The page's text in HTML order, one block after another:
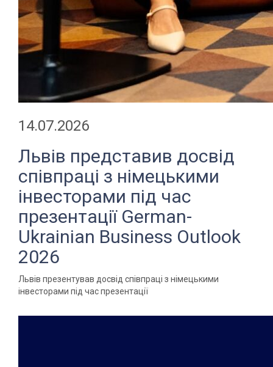
14.07.2026
Львів представив досвід
співпраці з німецькими
інвесторами під час
презентації German-
Ukrainian Business Outlook
2026
Львів презентував досвід співпраці з німецькими
інвесторами під час презентації